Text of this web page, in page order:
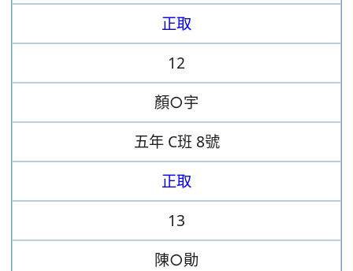
正取
12
顏○宇
五年 C班 8號
正取
13
陳○勛